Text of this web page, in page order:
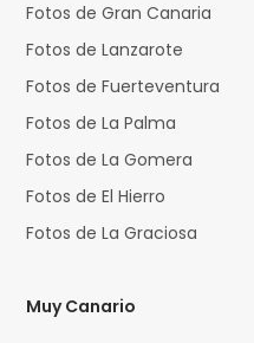
Fotos de Gran Canaria
Fotos de Lanzarote
Fotos de Fuerteventura
Fotos de La Palma
Fotos de La Gomera
Fotos de El Hierro
Fotos de La Graciosa
Muy Canario